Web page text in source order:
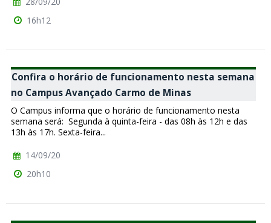
16h12
Confira o horário de funcionamento nesta semana
no Campus Avançado Carmo de Minas
O Campus informa que o horário de funcionamento nesta
semana será: Segunda à quinta-feira - das 08h às 12h e das
13h às 17h. Sexta-feira...
14/09/20
20h10